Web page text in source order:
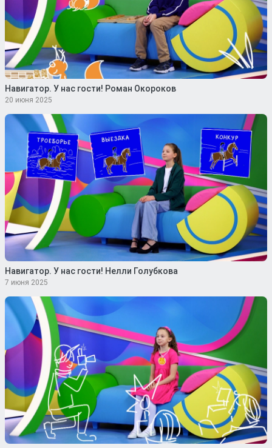
Навигатор. У нас гости! Роман Окороков
20 июня 2025
Навигатор. У нас гости! Нелли Голубкова
7 июня 2025